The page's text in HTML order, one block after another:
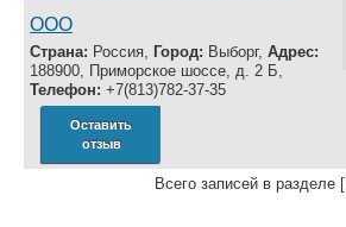
ООО
Страна: Россия, Город: Выборг, Адрес:
188900, Приморское шоссе, д. 2 Б,
Телефон: +7(813)782-37-35
Оставить
отзыв
Всего записей в разделе [